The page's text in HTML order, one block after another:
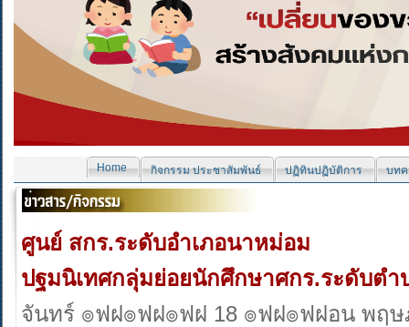
Home กิจกรรม ประชาสัมพันธ์ ปฏิทินปฏิบัติการ บทค
ศูนย์ สกร.ระดับอำเภอนาหม่อม
ปฐมนิเทศกลุ่มย่อยนักศึกษาศกร.ระดับต
จันทร์ ๏ฟฝ๏ฟฝ๏ฟฝ 18 ๏ฟฝ๏ฟฝอน พฤ